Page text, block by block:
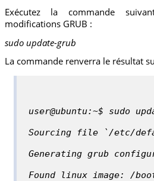
Exécutez la commande
modifications GRUB :
sudo update-grub
La commande renverra le résultat
user@ubuntu:~$ sudo
Sourcing file `/etc/
Generating grub
Found linux image: /